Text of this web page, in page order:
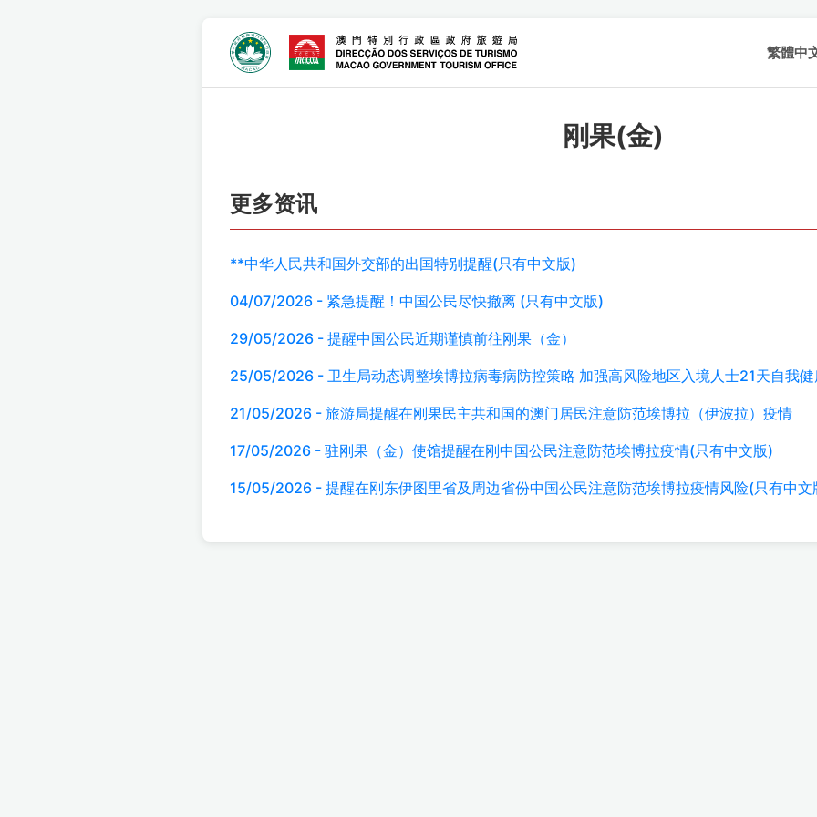
繁體中
刚果(金)
更多资讯
**中华人民共和国外交部的出国特别提醒(只有中文版)
04/07/2026 - 紧急提醒！中国公民尽快撤离 (只有中文版)
29/05/2026 - 提醒中国公民近期谨慎前往刚果（金）
25/05/2026 - 卫生局动态调整埃博拉病毒病防控策略 加强高风险地区入境人士21天自我
21/05/2026 - 旅游局提醒在刚果民主共和国的澳门居民注意防范埃博拉（伊波拉）疫情
17/05/2026 - 驻刚果（金）使馆提醒在刚中国公民注意防范埃博拉疫情(只有中文版)
15/05/2026 - 提醒在刚东伊图里省及周边省份中国公民注意防范埃博拉疫情风险(只有中文